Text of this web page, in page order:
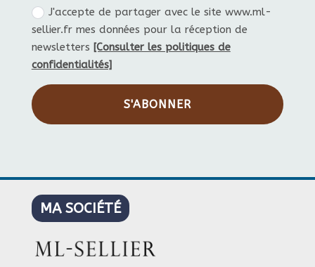
J'accepte de partager avec le site www.ml-
sellier.fr mes données pour la réception de
newsletters [Consulter les politiques de
confidentialités]
S'ABONNER
MA SOCIÉTÉ